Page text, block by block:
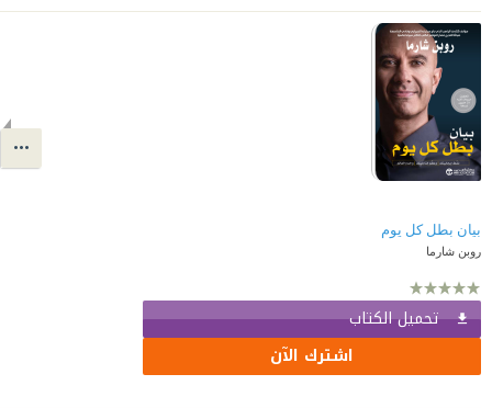
بيان بطل كل يوم
روبن شارما
تحميل الكتاب
اشترك الآن